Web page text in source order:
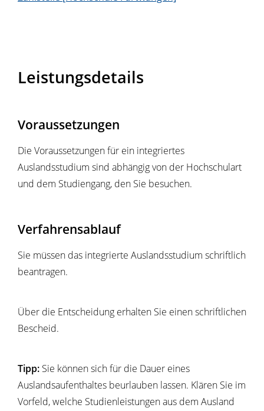
Leistungsdetails
Voraussetzungen
Die Voraussetzungen für ein integriertes
Auslandsstudium sind abhängig von der Hochschulart
und dem Studiengang, den Sie besuchen.
Verfahrensablauf
Sie müssen das integrierte Auslandsstudium schriftlich
beantragen.
Über die Entscheidung erhalten Sie einen schriftlichen
Bescheid.
Tipp: Sie könnensich für die Dauer eines
Auslandsaufenthaltes beurlauben lassen. Klären Sie im
Vorfeld, welche Studienleistungen aus dem Ausland